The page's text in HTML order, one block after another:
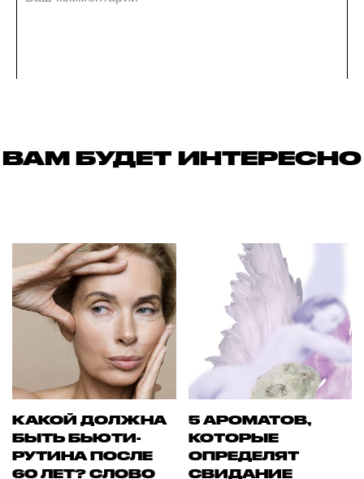
ВАМ БУДЕТ ИНТЕРЕСНО
КАКОЙ ДОЛЖНА
БЫТЬ БЬЮТИ-
РУТИНА ПОСЛЕ
60 ЛЕТ? СЛОВО
5 АРОМАТОВ,
КОТОРЫЕ
ОПРЕДЕЛЯТ
СВИДАНИЕ